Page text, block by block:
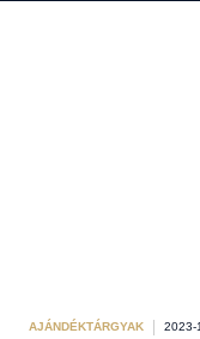
AJÁNDÉKTÁRGYAK 2023-